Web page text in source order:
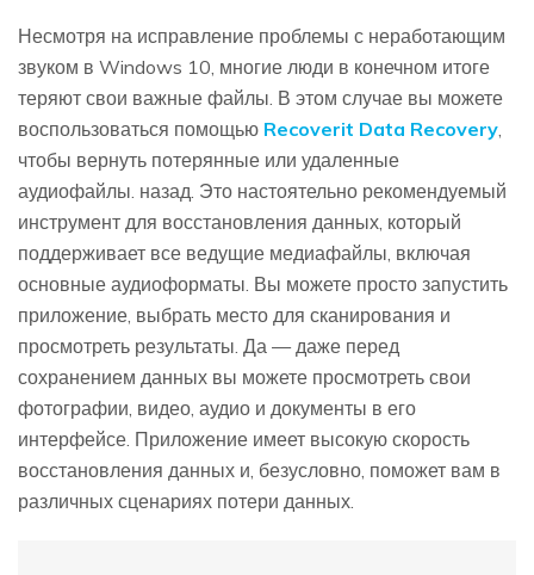
Несмотря на исправление проблемы с неработающим
звуком в Windows 10, многие люди в конечном итоге
теряют свои важные файлы. В этом случае вы можете
воспользоваться помощью Recoverit Data Recovery,
чтобы вернуть потерянные или удаленные
аудиофайлы. назад. Это настоятельно рекомендуемый
инструмент для восстановления данных, который
поддерживает все ведущие медиафайлы, включая
основные аудиоформаты. Вы можете просто запустить
приложение, выбрать место для сканирования и
просмотреть результаты. Да — даже перед
сохранением данных вы можете просмотреть свои
фотографии, видео, аудио и документы в его
интерфейсе. Приложение имеет высокую скорость
восстановления данных и, безусловно, поможет вам в
различных сценариях потери данных.